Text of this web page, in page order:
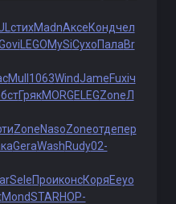
стихMadnАксеКондчел
LEGOMySiСухоПалаBr
Mull 1063WindJameFuxiч
ГрякMORGELEGZoneЛ
ZoneNasoZoneотдепер
GeraWashRudy02-
SeleПроиконсКоряEeyo
MondSTARНОР-